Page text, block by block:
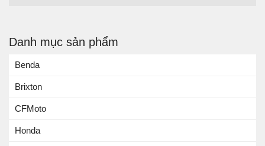
Danh mục sản phẩm
Benda
Brixton
CFMoto
Honda